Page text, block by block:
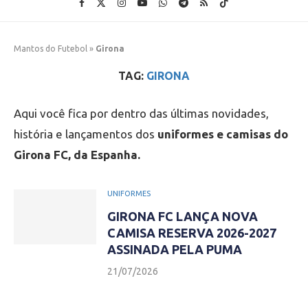
Mantos do Futebol » Girona
TAG: GIRONA
Aqui você fica por dentro das últimas novidades,
história e lançamentos dos uniformes e camisas do
Girona FC, da Espanha.
UNIFORMES
GIRONA FC LANÇA NOVA
CAMISA RESERVA 2026-2027
ASSINADA PELA PUMA
21/07/2026